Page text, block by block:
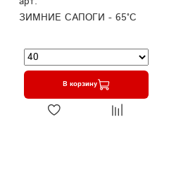
ЗИМНИЕ САПОГИ - 65°C
В корзину